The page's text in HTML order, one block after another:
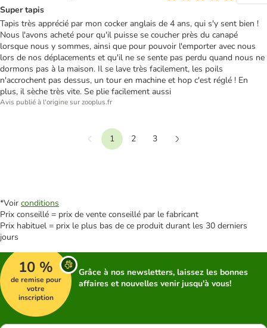
Super tapis
Tapis très apprécié par mon cocker anglais de 4 ans, qui s'y sent bien !
Nous l'avons acheté pour qu'il puisse se coucher près du canapé
lorsque nous y sommes, ainsi que pour pouvoir l'emporter avec nous
lors de nos déplacements et qu'il ne se sente pas perdu quand nous ne
dormons pas à la maison. Il se lave très facilement, les poils
n'accrochent pas dessus, un tour en machine et hop c'est réglé ! En
plus, il sèche très vite. Se plie facilement aussi
Avis publié à l'origine sur zooplus.fr
Précédent
1 2
3
*Voir conditions
Prix conseillé = prix de vente conseillé par le fabricant
Prix habituel = prix le plus bas de ce produit durant les 30 derniers
jours
10 %
de remise pour
votre
inscription
Grâce à nos newsletters, laissez les bonnes
affaires et nouvelles venir jusqu'à vous!